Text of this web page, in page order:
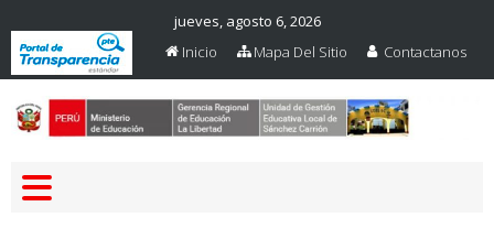
jueves, agosto 6, 2026
Inicio
Mapa Del Sitio Contactanos